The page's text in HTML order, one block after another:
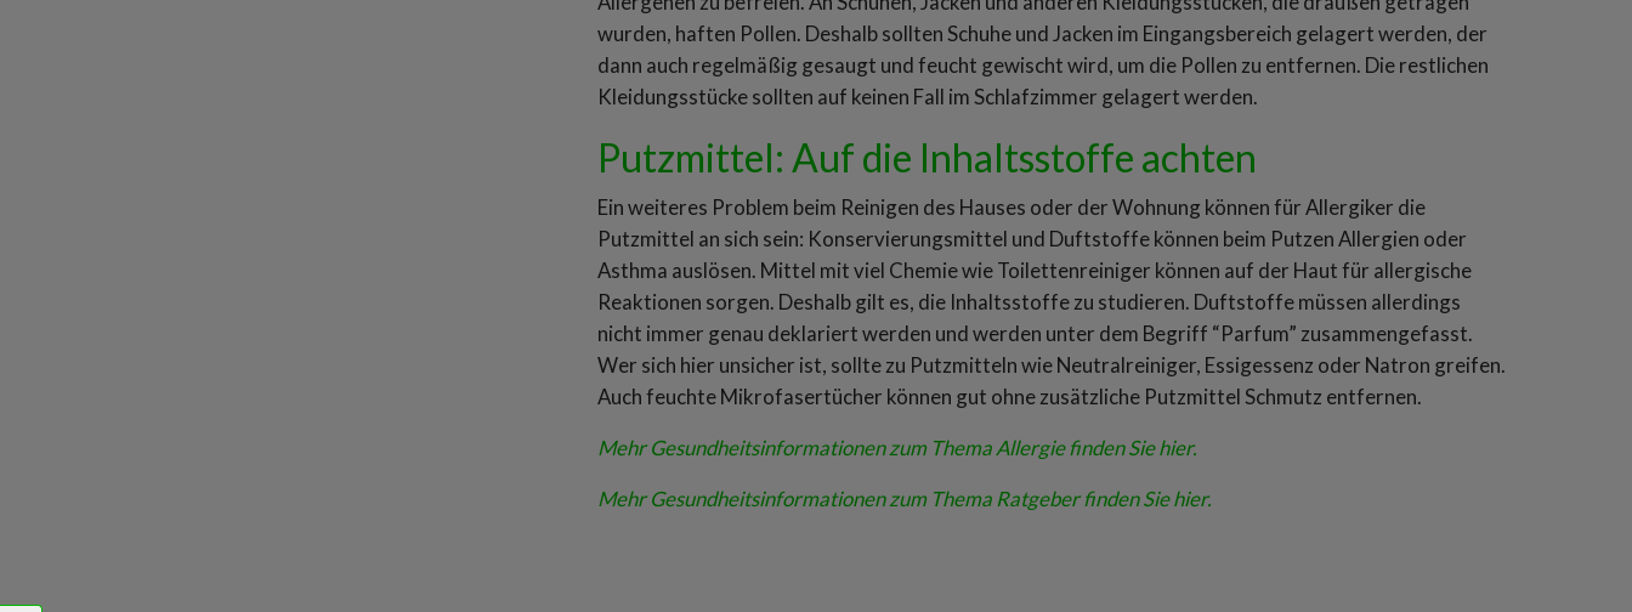
wurden, haften Pollen. Deshalb sollten Schuhe und Jacken im Eingangsbereich gelagert werden, der
dann auch regelmäßig gesaugt und feucht gewischt wird, um die Pollen zu entfernen. Die restlichen
Kleidungsstücke sollten auf keinen Fall im Schlafzimmer gelagert werden.
Putzmittel: Auf die Inhaltsstoffe achten
Ein weiteres Problem beim Reinigen des Hauses oder der Wohnung können für Allergiker die
Putzmittel an sich sein: Konservierungsmittel und Duftstoffe können beim Putzen Allergien oder
Asthma auslösen. Mittel mit viel Chemie wie Toilettenreiniger können auf der Haut für allergische
Reaktionen sorgen. Deshalb gilt es, die Inhaltsstoffe zu studieren. Duftstoffe müssen allerdings
nicht immer genau deklariert werden und werden unter dem Begriff “Parfum” zusammengefasst.
Wer sich hier unsicher ist, sollte zu Putzmitteln wie Neutralreiniger, Essigessenz oder Natron greifen.
Auch feuchte Mikrofasertücher können gut ohne zusätzliche Putzmittel Schmutz entfernen.
Mehr Gesundheitsinformationen zum Thema Allergie finden Sie hier.
Mehr Gesundheitsinformationen zum Thema Ratgeber finden Sie hier.